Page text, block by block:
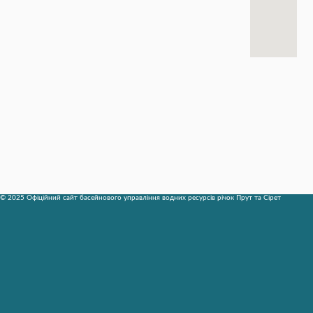
© 2025 Офіційний сайт басейнового управління водних ресурсів річок Прут та Сірет